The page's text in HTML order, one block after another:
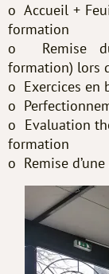
o Accueil +
formation
o Remise
formation) lors
o Exercices en
o
o Evaluation
formation
o Remise